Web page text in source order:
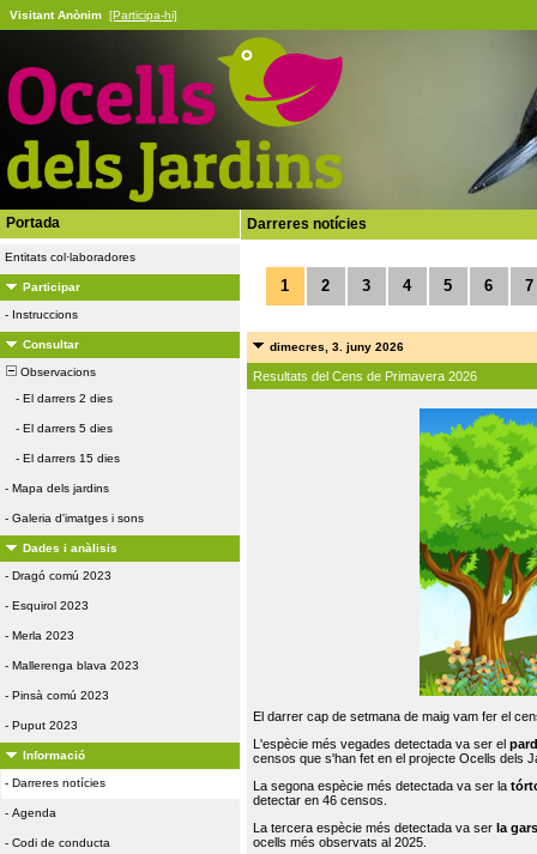
Visitant Anònim [Participa-hi]
Portada
Entitats col·laboradores
Participar
- Instruccions
Consultar
Observacions
- El darrers 2 dies
- El darrers 5 dies
- El darrers 15 dies
- Mapa dels jardins
- Galeria d'imatges i sons
Dades i anàlisis
- Dragó comú 2023
- Esquirol 2023
- Merla 2023
- Mallerenga blava 2023
- Pinsà comú 2023
- Puput 2023
Informació
- Darreres notícies
- Agenda
- Codi de conducta
Darreres notícies
1 2 3 4 5 6 7
dimecres, 3. juny 2026
Resultats del Cens de Primavera 2026
El darrer cap de setmana de maig vam fer el
L'espècie més vegades detectada va ser el
censos que s'han fet en el projecte Ocells dels
La segona espècie més detectada va ser la
detectar en 46 censos.
La tercera espècie més detectada va ser la
ocells més observats al 2025.